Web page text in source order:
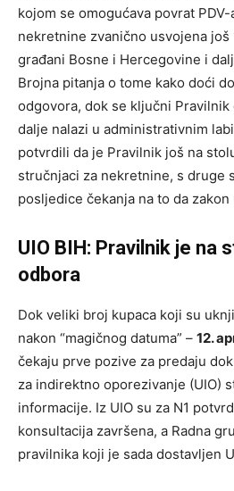
kojom se omogućava povrat
nekretnine zvanično usvojena još
građani Bosne i Hercegovine i
Brojna pitanja o tome kako doći
odgovora, dok se ključni Pravilnik
dalje nalazi u administrativnim
potvrdili da je Pravilnik još na
stručnjaci za nekretnine, s druge
posljedice čekanja na to da
UIO BIH: Pravilnik je na
odbora
Dok veliki broj kupaca koji su
nakon “magičnog datuma” – 12.
čekaju prve pozive za predaju
za indirektno oporezivanje (UIO)
informacije. Iz UIO su za N1
konsultacija završena, a Radna
pravilnika koji je sada dostavljen